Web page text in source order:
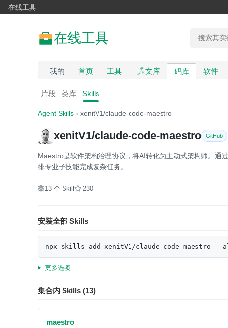
在线工具
在线工具
我的 首页 工具 文库 码库 软件
片段 类库 Skills
Agent Skills › xenitV1/claude-code-maestro
xenitV1/claude-code-maestro GitHub
Maestro是软件架构治理协议，将AI转化为主动式架构师。通
排专业子技能完成复杂任务。
13 个 Skill 230
安装全部 Skills
npx skills add xenitV1/claude-code-maestro
更多选项
集合内 Skills (13)
maestro